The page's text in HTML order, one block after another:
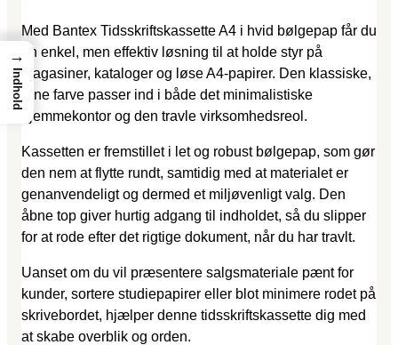
Med Bantex Tidsskriftskassette A4 i hvid bølgepap får du
en enkel, men effektiv løsning til at holde styr på
magasiner, kataloger og løse A4-papirer. Den klassiske,
rene farve passer ind i både det minimalistiske
hjemmekontor og den travle virksomhedsreol.
Kassetten er fremstillet i let og robust bølgepap, som gør
den nem at flytte rundt, samtidig med at materialet er
genanvendeligt og dermed et miljøvenligt valg. Den
åbne top giver hurtig adgang til indholdet, så du slipper
for at rode efter det rigtige dokument, når du har travlt.
Uanset om du vil præsentere salgsmateriale pænt for
kunder, sortere studie­papirer eller blot minimere rodet på
skrivebordet, hjælper denne tidsskriftskassette dig med
at skabe overblik og orden.
→
Indhold